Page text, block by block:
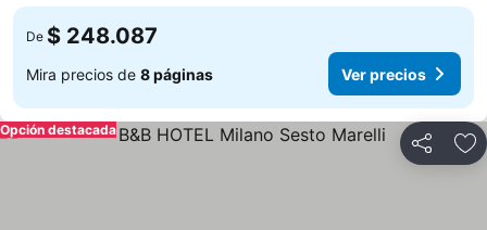
De $ 248.087
Mira precios de 8 páginas Ver precios
Compartir
Opción destacada